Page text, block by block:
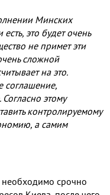
Минских
это будет очень
не примет эти
сложной
на это.
соглашение,
этому
контролируемому
а самим
необходимо срочно